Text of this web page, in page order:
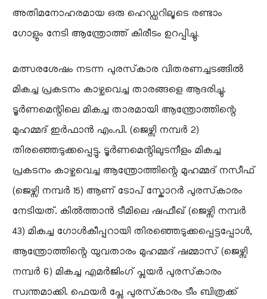
അതിമനോഹരമായ ഒരു ഹെഡ്ഡറിലൂടെ രണ്ടാം
ഗോളും നേടി ആന്ത്രോത്ത് കിരീടം ഉറപ്പിച്ചു. ​
മത്സരശേഷം നടന്ന പുരസ്‌കാര വിതരണച്ചടങ്ങിൽ
മികച്ച പ്രകടനം കാഴ്ചവെച്ച താരങ്ങളെ ആദരിച്ചു.
ടൂർണമെന്റിലെ മികച്ച താരമായി ആന്ത്രോത്തിന്റെ
മുഹമ്മദ് ഇർഫാൻ എം.പി. (ജെഴ്സി നമ്പർ 2)
തിരഞ്ഞെടുക്കപ്പെട്ടു. ടൂർണമെന്റിലുടനീളം മികച്ച
പ്രകടനം കാഴ്ചവെച്ച ആന്ത്രോത്തിന്റെ മുഹമ്മദ് നസീഫ്
(ജെഴ്സി നമ്പർ 15) ആണ് ടോപ് സ്കോറർ പുരസ്‌കാരം
നേടിയത്. കിൽത്താൻ ടീമിലെ ഷഫീഖ് (ജെഴ്സി നമ്പർ
43) മികച്ച ഗോൾകീപ്പറായി തിരഞ്ഞെടുക്കപ്പെട്ടപ്പോൾ,
ആന്ത്രോത്തിന്റെ യുവതാരം മുഹമ്മദ് ഷമ്മാസ് (ജെഴ്സി
നമ്പർ 6) മികച്ച എമർജിംഗ് പ്ലയർ പുരസ്‌കാരം
സ്വന്തമാക്കി. ഫെയർ പ്ലേ പുരസ്‌കാരം ടീം ബിത്രക്ക്